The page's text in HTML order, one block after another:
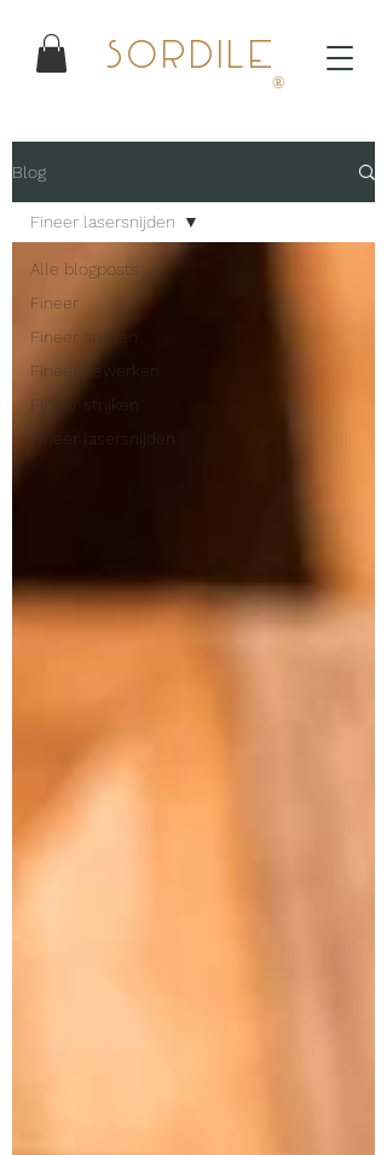
Sordile
®
Blog
Alle blogposts
Fineer
Fineer snijden
Fineer bewerken
Fineer strijken
Fineer lasersnijden
Fineer lasersnijden